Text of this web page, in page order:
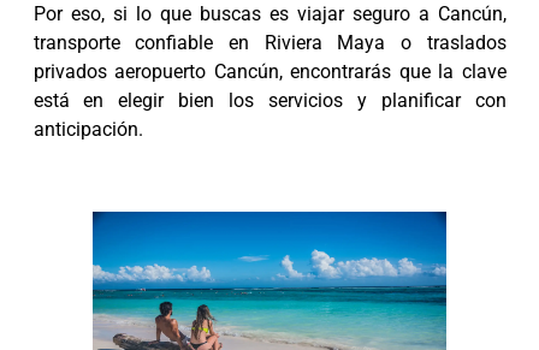
Por eso, si lo que buscas es viajar seguro a Cancún,
transporte confiable en Riviera Maya o traslados
privados aeropuerto Cancún, encontrarás que la clave
está en elegir bien los servicios y planificar con
anticipación.